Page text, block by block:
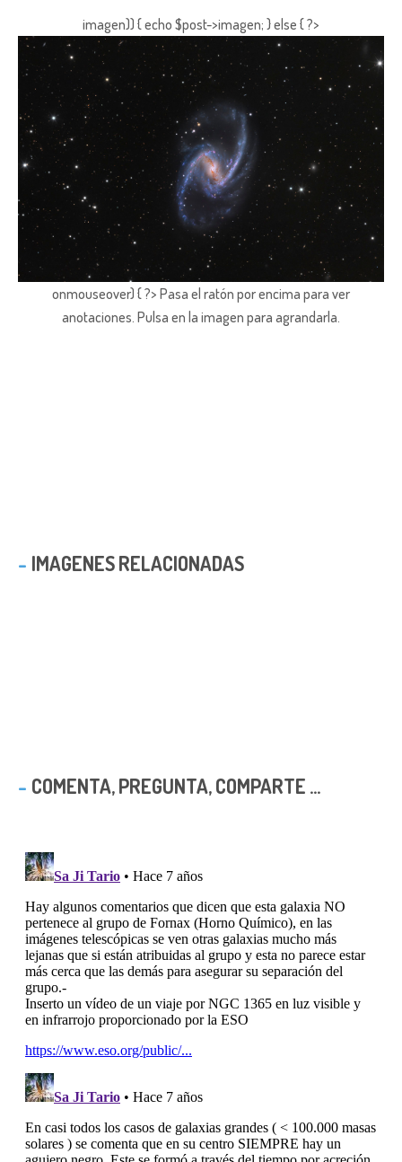
imagen)) { echo $post->imagen; } else { ?>
onmouseover) { ?> Pasa el ratón por encima para ver
anotaciones. Pulsa en la imagen para agrandarla.
IMAGENES RELACIONADAS
COMENTA, PREGUNTA, COMPARTE ...